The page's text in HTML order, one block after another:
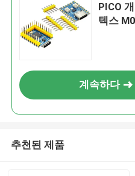
PICO
텍스
계속하다
추천된 제품